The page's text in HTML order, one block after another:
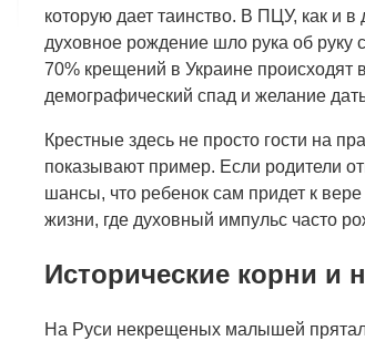
которую дает таинство. В ПЦУ, как и
духовное рождение шло рука об руку
70% крещений в Украине
демографический спад и желание
Крестные здесь не просто гости на
показывают пример. Если родители
шансы, что ребенок сам придет к
жизни, где духовный импульс часто
Исторические корни и
На Руси некрещеных малышей